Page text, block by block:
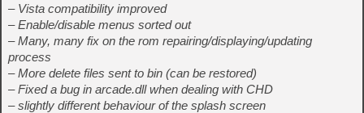
– Vista compatibility improved
– Enable/disable menus sorted out
– Many, many fix on the rom repairing/displaying/updating
process
– More delete files sent to bin (can be restored)
– Fixed a bug in arcade.dll when dealing with CHD
– slightly different behaviour of the splash screen